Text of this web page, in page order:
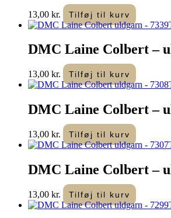
13,00 kr. Tilføj til kurv
DMC Laine Colbert –
13,00 kr. Tilføj til kurv
DMC Laine Colbert –
13,00 kr. Tilføj til kurv
DMC Laine Colbert –
13,00 kr. Tilføj til kurv